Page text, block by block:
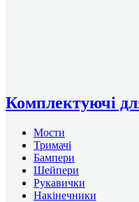
Комплектуючі
Мости
Тримачі
Бампери
Шейпери
Рукавички
Накінечники